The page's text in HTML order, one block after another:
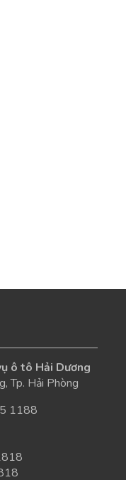
ô tô Hải Dương
Tp. Hải Phòng
1188